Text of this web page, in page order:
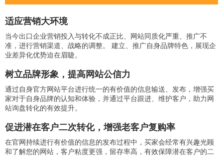
适应营销大环境
当今出口企业营销投入与转化不成正比、网站同质化严重、推广不
准，进行营销渠道、战略的调整。 建立、推广自身品牌特色，展现企
业差异化优势迫在眉睫。
树立品牌形象，提高网站公信力
通过自身官方网站平台进行统一的有价值的信息输送、发布，增强买
家对于自身品牌的认知和体验，并通过平台跟进、维护客户，助力网
站询盘转化的有效提升。
促进潜在客户二次转化，增强老客户复购率
在官网持续进行有价值的信息的发布过程中，买家会经常有兴趣光顾
和了解您的网站，客户粘度更强，留存率高，有效保障潜在客户的二